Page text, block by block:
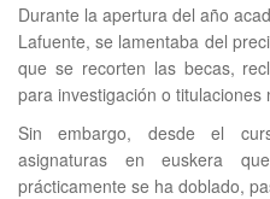
Durante la apertura del año
Lafuente, se lamentaba del
que se recorten las becas,
para investigación o titulaciones
Sin embargo, desde el
asignaturas en euskera
prácticamente se ha doblado,